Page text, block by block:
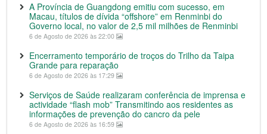
A Província de Guangdong emitiu com sucesso, em
Macau, títulos de dívida “offshore” em Renminbi do
Governo local, no valor de 2,5 mil milhões de Renminbi
6 de Agosto de 2026 às 22:00
Encerramento temporário de troços do Trilho da Taipa
Grande para reparação
6 de Agosto de 2026 às 17:29
Serviços de Saúde realizaram conferência de imprensa e
actividade “flash mob” Transmitindo aos residentes as
informações de prevenção do cancro da pele
6 de Agosto de 2026 às 16:59